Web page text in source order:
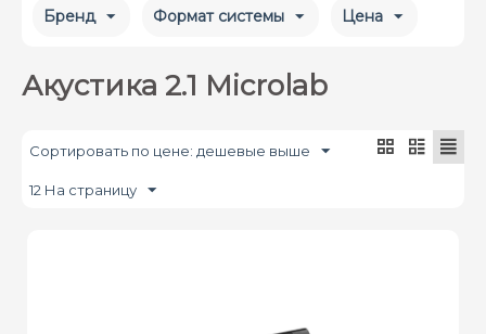
Бренд Формат системы Цена
Акустика 2.1 Microlab
Сортировать по цене: дешевые выше
12 На страницу